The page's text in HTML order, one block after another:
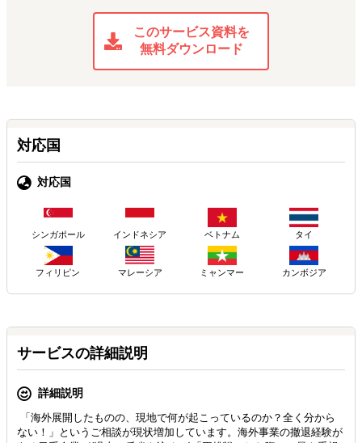
このサービス資料を
無料ダウンロード
対応国
対応国
シンガポール インドネシア ベトナム タイ
フィリピン マレーシア ミャンマー カンボジア
サービスの詳細説明
詳細説明
「海外展開したものの、現地で何が起こっているのか？全く分から
ない！」というご相談が現状増加しています。海外事業の撤退経験が